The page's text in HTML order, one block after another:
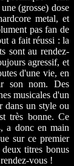
(grosse) dose
metal, et
pas fan de
a fait réussi : la
sont au rendez-
agressif, et
d'une vie, en
son nom. Des
musicales d'un
dans un style ou
très bonne. Ce
a donc en main
sur ce premier
titres bonus
vous !